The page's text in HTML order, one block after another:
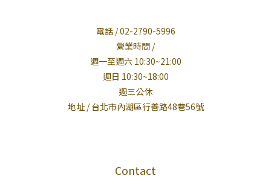
電話 / 02-2790-5996
營業時間 /
週一至週六 10:30~21:00
週日 10:30~18:00
週三公休
地址 / 台北市內湖區行善路48巷56號
Contact